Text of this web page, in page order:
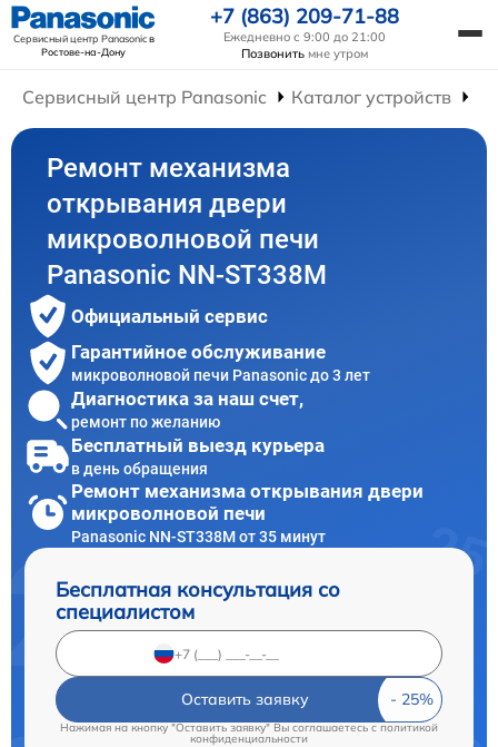
Сервисный центр Panasonicв
Ростове-на-Дону
+7 (863) 209-71-88
Ежедневно с 9:00 до 21:00
Позвонить мне утром
Сервисный центр Panasonic Каталог устройств
Ремонт механизма
открывания двери
микроволновой печи
Panasonic NN-ST338M
Официальный сервис
Гарантийное обслуживание
микроволновой печи Panasonic до 3 лет
Диагностика за наш счет,
ремонт по желанию
Бесплатный выезд курьера
в день обращения
Ремонт механизма открывания двери
микроволновой печи
Panasonic NN-ST338M от 35 минут
Бесплатная консультация со
специалистом
Оставить заявку
Нажимая на кнопку "Оставить заявку" Вы соглашаетесь cполитикой
конфиденциальности